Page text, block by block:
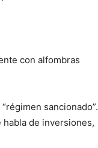
con alfombras
sancionado”.
de inversiones,